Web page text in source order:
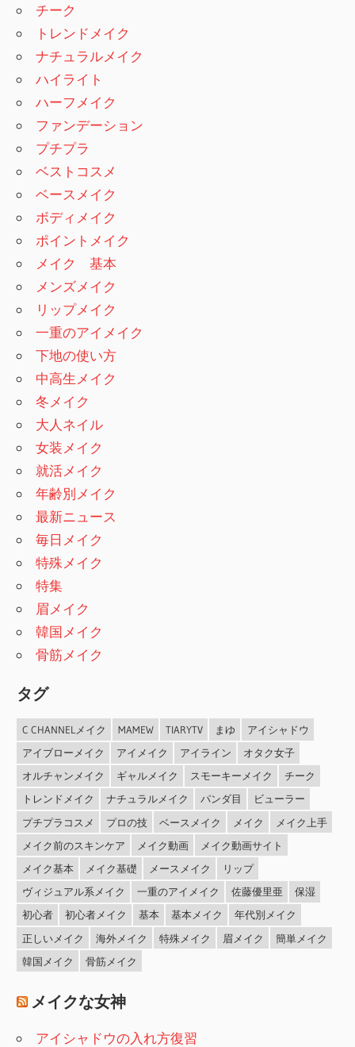
チーク
トレンドメイク
ナチュラルメイク
ハイライト
ハーフメイク
ファンデーション
プチプラ
ベストコスメ
ベースメイク
ボディメイク
ポイントメイク
メイク 基本
メンズメイク
リップメイク
一重のアイメイク
下地の使い方
中高生メイク
冬メイク
大人ネイル
女装メイク
就活メイク
年齢別メイク
最新ニュース
毎日メイク
特殊メイク
特集
眉メイク
韓国メイク
骨筋メイク
タグ
C CHANNELメイク MAMEW TIARYTV まゆ
アイシャドウ
アイブローメイク
アイメイク アイライン
オタク女子
オルチャンメイク
ギャルメイク スモーキーメイク
チーク
トレンドメイク
ナチュラルメイク パンダ目
ビューラー
プチプラコスメ
プロの技 ベースメイク メイク
メイク上手
メイク前のスキンケア
メイク動画
メイク動画サイト
メイク基本
メイク基礎 メースメイク
リップ
ヴィジュアル系メイク
一重のアイメイク 佐藤優里亜
保湿
初心者
初心者メイク 基本 基本メイク
年代別メイク
正しいメイク
海外メイク 特殊メイク 眉メイク
簡単メイク
韓国メイク
骨筋メイク
メイクな女神
アイシャドウの入れ方復習